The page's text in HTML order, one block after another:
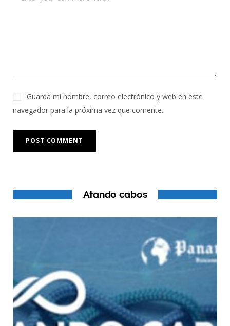
Guarda mi nombre, correo electrónico y web en este
navegador para la próxima vez que comente.
Atando cabos